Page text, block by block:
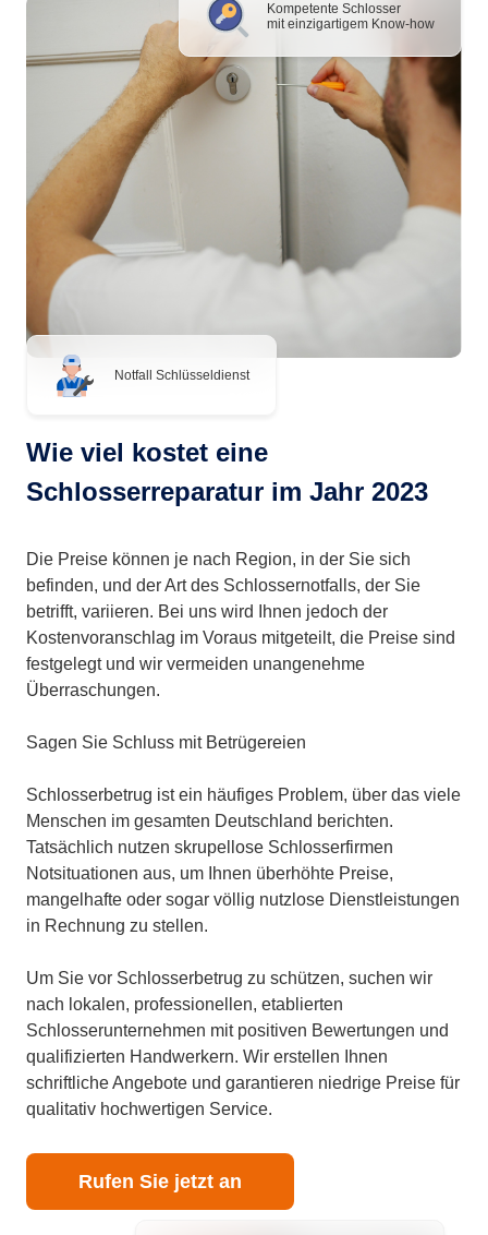
Kompetente Schlosser
mit einzigartigem Know-how
Notfall Schlüsseldienst
Wie viel kostet eine
Schlosserreparatur im Jahr 2023
Die Preise können je nach Region, in der Sie sich
befinden, und der Art des Schlossernotfalls, der Sie
betrifft, variieren. Bei uns wird Ihnen jedoch der
Kostenvoranschlag im Voraus mitgeteilt, die Preise sind
festgelegt und wir vermeiden unangenehme
Überraschungen.
Sagen Sie Schluss mit Betrügereien
Schlosserbetrug ist ein häufiges Problem, über das viele
Menschen im gesamten Deutschland berichten.
Tatsächlich nutzen skrupellose Schlosserfirmen
Notsituationen aus, um Ihnen überhöhte Preise,
mangelhafte oder sogar völlig nutzlose Dienstleistungen
in Rechnung zu stellen.
Um Sie vor Schlosserbetrug zu schützen, suchen wir
nach lokalen, professionellen, etablierten
Schlosserunternehmen mit positiven Bewertungen und
qualifizierten Handwerkern. Wir erstellen Ihnen
schriftliche Angebote und garantieren niedrige Preise für
qualitativ hochwertigen Service.
Rufen Sie jetzt an